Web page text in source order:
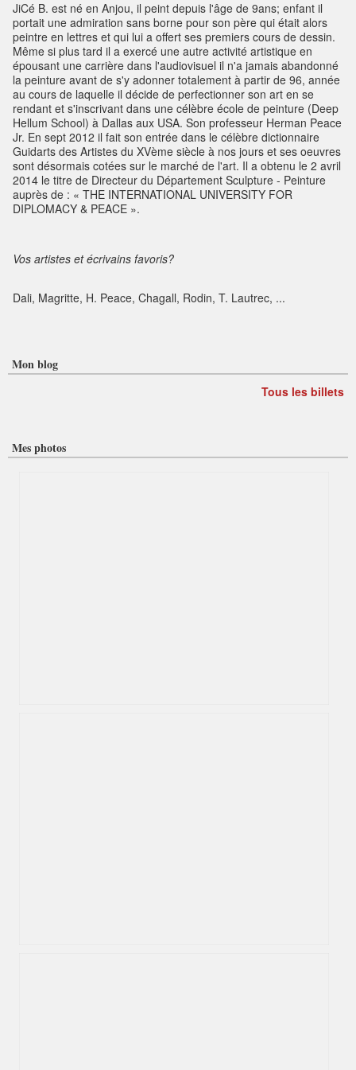
JiCé B. est né en Anjou, il peint depuis l'âge de 9ans; enfant il
portait une admiration sans borne pour son père qui était alors
peintre en lettres et qui lui a offert ses premiers cours de dessin.
Même si plus tard il a exercé une autre activité artistique en
épousant une carrière dans l'audiovisuel il n'a jamais abandonné
la peinture avant de s'y adonner totalement à partir de 96, année
au cours de laquelle il décide de perfectionner son art en se
rendant et s'inscrivant dans une célèbre école de peinture (Deep
Hellum School) à Dallas aux USA. Son professeur Herman Peace
Jr. En sept 2012 il fait son entrée dans le célèbre dictionnaire
Guidarts des Artistes du XVème siècle à nos jours et ses oeuvres
sont désormais cotées sur le marché de l'art. Il a obtenu le 2 avril
2014 le titre de Directeur du Département Sculpture - Peinture
auprès de : « THE INTERNATIONAL UNIVERSITY FOR
DIPLOMACY & PEACE ».
Vos artistes et écrivains favoris?
Dali, Magritte, H. Peace, Chagall, Rodin, T. Lautrec, ...
Mon blog
Tous les billets
Mes photos